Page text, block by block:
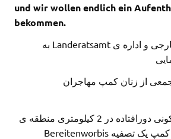
und wir wollen endlich ein
bekommen.
به Landeratsamt و اداره ی مهاجران خارجی و اداره ی
از زنان کمپ مهاجران
ما در یک خانه ی مسکونی دورافتاده در 2 کیلومتری منطقه ی
Bereitenworbis زندگی می کنیم. کنار کمپ یک تصفیه